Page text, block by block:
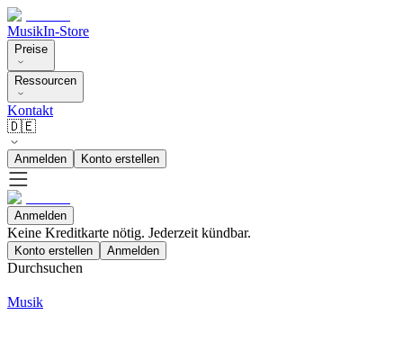
MusikIn-Store
Preise
Ressourcen
Kontakt
🇩🇪
Anmelden Konto erstellen
Anmelden
Keine Kreditkarte nötig. Jederzeit kündbar.
Konto erstellen Anmelden
Durchsuchen
Musik